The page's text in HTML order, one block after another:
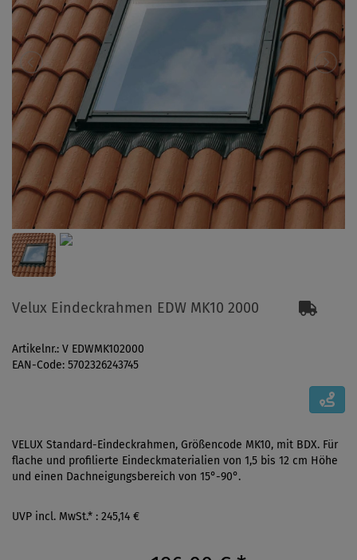
Velux Eindeckrahmen EDW MK10 2000
Artikelnr.: V EDWMK102000
EAN-Code: 5702326243745
VELUX Standard-Eindeckrahmen, Größencode MK10, mit BDX. Für
flache und profilierte Eindeckmaterialien von 1,5 bis 12 cm Höhe
und einen Dachneigungsbereich von 15°-90°.
UVP incl. MwSt.* : 245,14 €